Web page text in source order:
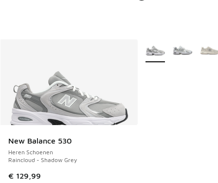
New Balance 530
Heren Schoenen
Raincloud - Shadow Grey
€ 129,99
Meer kleuren